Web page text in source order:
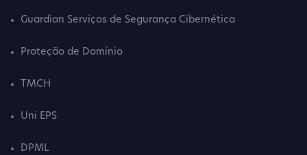
Guardian Serviços de Segurança Cibernética
Proteção de Domínio
TMCH
Uni EPS
DPML